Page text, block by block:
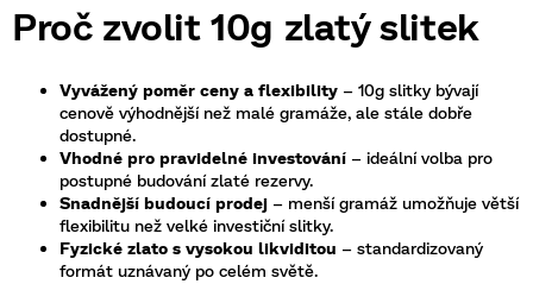
k
y
ý
p
s
u
Proč zvolit 10g zlatý slitek
Vyvážený poměr ceny a flexibility – 10g slitky bývají
cenově výhodnější než malé gramáže, ale stále dobře
dostupné.
Vhodné pro pravidelné investování – ideální volba pro
postupné budování zlaté rezervy.
Snadnější budoucí prodej – menší gramáž umožňuje větší
flexibilitu než velké investiční slitky.
Fyzické zlato s vysokou likviditou – standardizovaný
formát uznávaný po celém světě.